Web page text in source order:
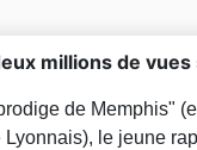
millions de vues
de Memphis"
le jeune